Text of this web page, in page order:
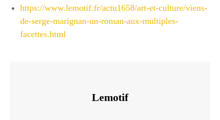
https://www.lemotif.fr/actu1658/art-et-culture/viens-
de-serge-marignan-un-roman-aux-multiples-
facettes.html
Lemotif